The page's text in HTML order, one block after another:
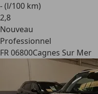
- (l/100 km)
2,8
Nouveau
Professionnel
FR 06800Cagnes Sur Mer